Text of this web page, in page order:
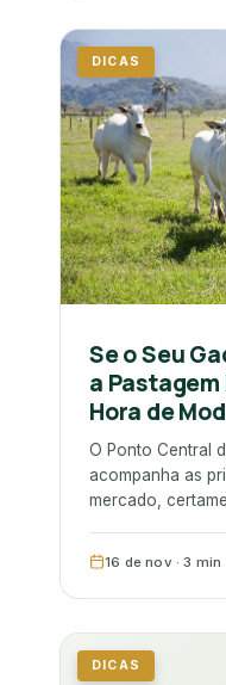
DICAS
Se o Seu
a Pastagem
Hora de
O Ponto Central
acompanha as
mercado,
16 de nov · 3 min
DICAS